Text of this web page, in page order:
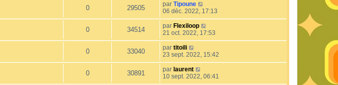
0 29505 par Tipoune
06 déc. 2022, 17:13
0 34514 par Flexiloop
21 oct. 2022, 17:53
0 33040 par titoili
23 sept. 2022, 15:42
0 30891 par laurent
10 sept. 2022, 06:41